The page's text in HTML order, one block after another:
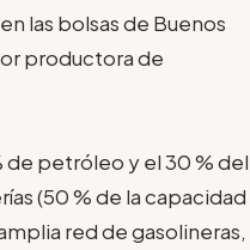
las bolsas de Buenos
productora de
de petróleo y el 30 % del
(50 % de la capacidad
red de gasolineras,